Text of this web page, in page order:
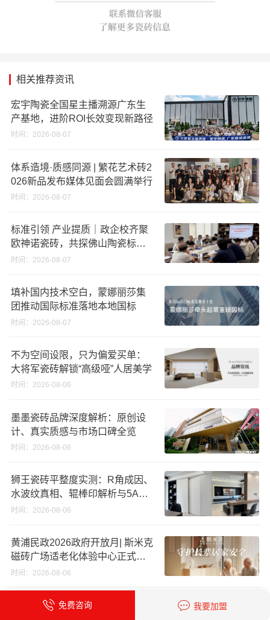
相关推荐资讯
宏宇陶瓷全国星主播溯源广东生
产基地，进阶ROI长效变现新路径
时间：2026-08-07
体系造境·质感同源 | 繁花艺术砖2
026新品发布媒体见面会圆满举行
时间：2026-08-07
标准引领 产业提质｜政企校齐聚
欧神诺瓷砖，共探佛山陶瓷标准
化发展新路径
时间：2026-08-07
填补国内技术空白，蒙娜丽莎集
团推动国际标准落地本地国标
时间：2026-08-07
不为空间设限，只为偏爱买单：
大将军瓷砖解锁“高级哑”人居美学
时间：2026-08-06
墨墨瓷砖品牌深度解析：原创设
计、真实质感与市场口碑全览
时间：2026-08-06
狮王瓷砖平整度实测：R角成因、
水波纹真相、辊棒印解析与5A标
准选购指南
时间：2026-08-06
黄浦民政2026政府开放月| 斯米克
磁砖广场适老化体验中心正式亮
相
时间：2026-08-06
逆势启新，稳赢新局｜宏陶瓷砖
免费咨询 我要加盟